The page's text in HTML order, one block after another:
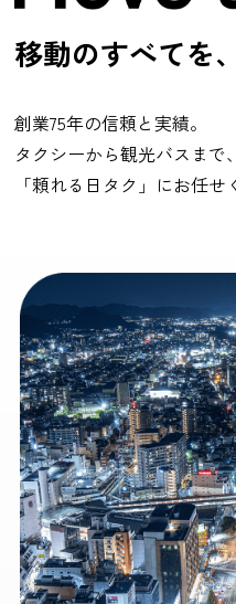
移動のすべてを
創業75年の信頼と実績。
タクシーから観光バスまで
「頼れる日タク」にお任せ